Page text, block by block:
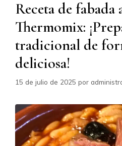
Receta de fabada
Thermomix:
tradicional de
deliciosa!
15 de julio de 2025 por